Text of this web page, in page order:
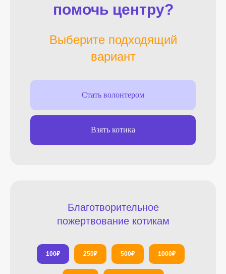
помочь центру?
Выберите подходящий
вариант
Стать волонтером
Взять котика
Благотворительное
пожертвование котикам
100₽ 250₽ 500₽ 1000₽